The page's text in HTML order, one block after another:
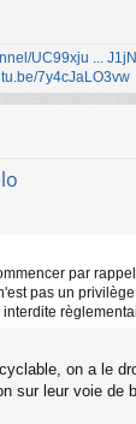
UC99xju ...
7y4cJaLO3vw
par
pas un
on a le
sur leur voie de